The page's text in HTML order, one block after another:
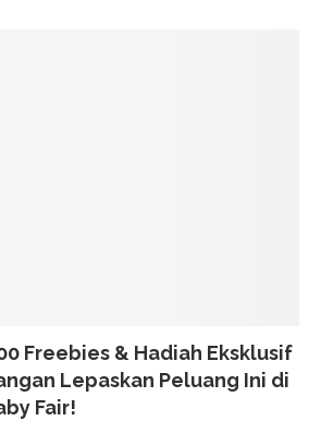
Freebies & Hadiah Eksklusif
Lepaskan Peluang Ini di
Fair!